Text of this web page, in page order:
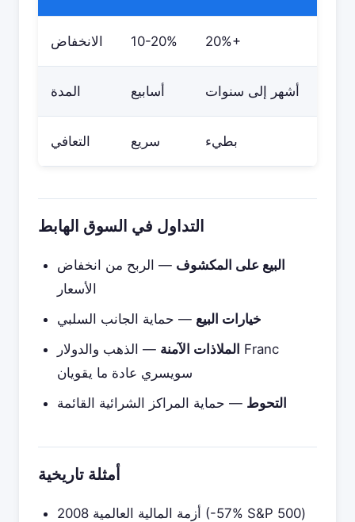
الانخفاض 10-20% 20%+
المدة أسابيع أشهر إلى سنوات
التعافي سريع بطيء
التداول في السوق الهابط
البيع على المكشوف — الربح من انخفاض
الأسعار
خيارات البيع — حماية الجانب السلبي
الملاذات الآمنة — الذهب والدولار Franc
سويسري عادة ما يقويان
التحوط — حماية المراكز الشرائية القائمة
أمثلة تاريخية
أزمة المالية العالمية 2008 (-57% S&P 500)